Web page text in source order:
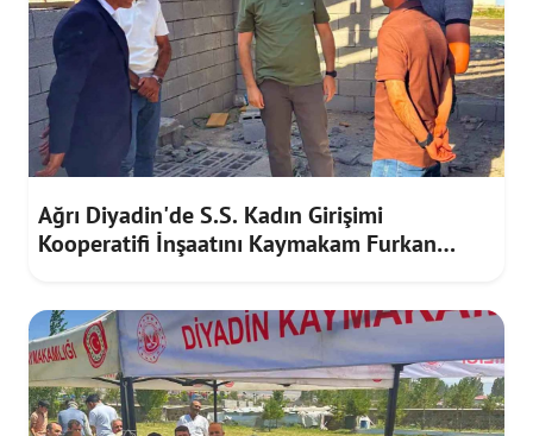
Ağrı Diyadin'de S.S. Kadın Girişimi
Kooperatifi İnşaatını Kaymakam Furkan